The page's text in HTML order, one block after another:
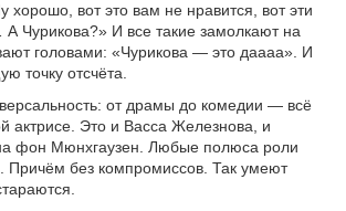
хорошо, вот это вам не нравится, вот эти
Чурикова?» И все такие замолкают на
головами: «Чурикова — это даааа». И
точку отсчёта.
от драмы до комедии — всё
актрисе. Это и Васса Железнова, и
фон Мюнхгаузен. Любые полюса роли
Причём без компромиссов. Так умеют